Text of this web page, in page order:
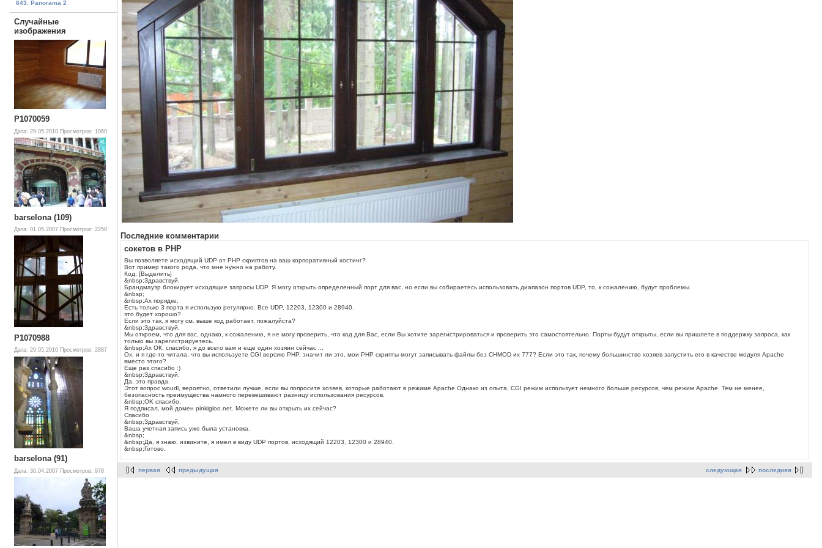
643. Panorama 2
Случайные
изображения
P1070059
Дата: 29.05.2010 Просмотров: 1060
barselona (109)
Дата: 01.05.2007 Просмотров: 2250
P1070988
Дата: 29.05.2010 Просмотров: 2887
barselona (91)
Дата: 30.04.2007 Просмотров: 978
Последние комментарии
сокетов в PHP
Вы позволяете исходящий UDP от PHP скриптов на ваш корпоративный хостинг?
Вот пример такого рода, что мне нужно на работу.
Код: [Выделить]
&nbsp;Здравствуй,
Брандмауэр блокирует исходящие запросы UDP. Я могу открыть определенный порт для вас, но если вы собираетесь использовать диапазон портов UDP, то, к сожалению, будут проблемы.
&nbsp;
&nbsp;Ах порядке,
Есть только 3 порта я использую регулярно. Все UDP, 12203, 12300 и 28940.
это будет хорошо?
Если это так, я могу см. выше код работает, пожалуйста?
&nbsp;Здравствуй,
Мы откроем, что для вас, однако, к сожалению, я не могу проверить, что код для Вас, если Вы хотите зарегистрироваться и проверить это самостоятельно. Порты будут открыты, если вы пришлете в поддержку запроса, как
только вы зарегистрируетесь.
&nbsp;Ах ОК, спасибо, я до всего вам и еще один хозяин сейчас ...
Ох, и я где-то читала, что вы используете CGI версию PHP, значит ли это, мои PHP скрипты могут записывать файлы без CHMOD их 777? Если это так, почему большинство хозяев запустить его в качестве модуля Apache
вместо этого?
Еще раз спасибо :)
&nbsp;Здравствуй,
Да, это правда.
Этот вопрос woudl, вероятно, ответили лучше, если вы попросите хозяев, которые работают в режиме Apache Однако из опыта, CGI режим использует немного больше ресурсов, чем режим Apache. Тем не менее,
безопасность преимущества намного перевешивают разницу использования ресурсов.
&nbsp;OK спасибо.
Я подписал, мой домен pinkigloo.net. Можете ли вы открыть их сейчас?
Спасибо
&nbsp;Здравствуй,
Ваша учетная запись уже была установка.
&nbsp;
&nbsp;Да, я знаю, извините, я имел в виду UDP портов, исходящий 12203, 12300 и 28940.
&nbsp;Готово.
следующая последняя
первая предыдущая